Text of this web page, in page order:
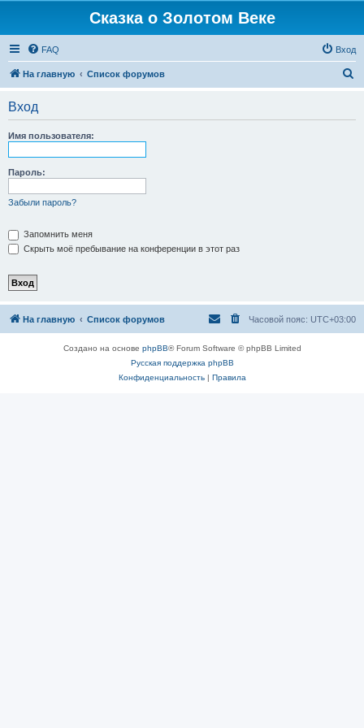
Сказка о Золотом Веке
FAQ Вход
На главную Список форумов
Вход
Имя пользователя:
Пароль:
Забыли пароль?
Запомнить меня
Скрыть моё пребывание на конференции в этот раз
На главную Список форумов Часовой пояс: UTC+03:00
Создано на основе phpBB® Forum Software © phpBB Limited
Русская поддержка phpBB
Конфиденциальность| Правила